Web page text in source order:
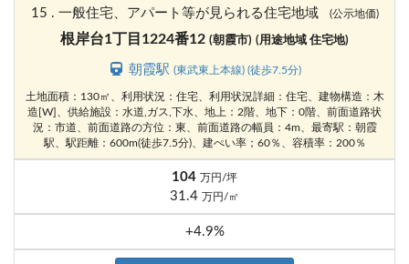
15 . 一般住宅、アパート等が見られる住宅地域 (公示地価)
根岸台1丁目1224番12 (朝霞市) (用途地域 住宅地)
朝霞駅(東武東上本線) (徒歩7.5分)
土地面積：130㎡、利用状況：住宅、利用状況詳細：住宅、建物構造：木
造[W]、供給施設：水道,ガス,下水、地上：2階、地下：0階、前面道路状
況：市道、前面道路の方位：東、前面道路の幅員：4m、最寄駅：朝霞
駅、駅距離：600m(徒歩7.5分)、建ぺい率；60％、容積率：200％
104 万円/坪
31.4 万円/㎡
+4.9%